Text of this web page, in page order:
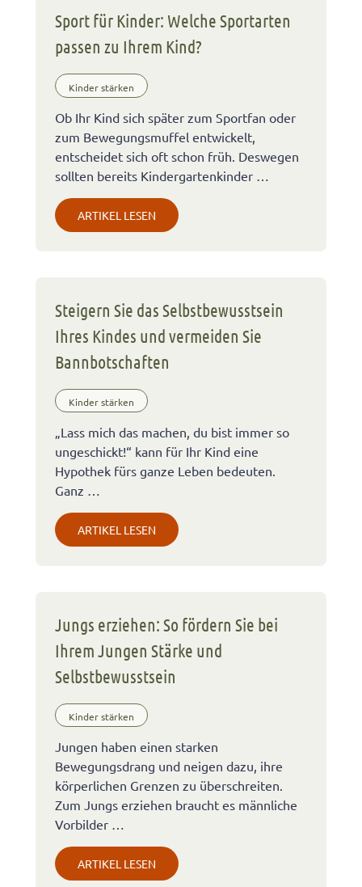
Sport für Kinder: Welche Sportarten
passen zu Ihrem Kind?
Kinder stärken
Ob Ihr Kind sich später zum Sportfan oder
zum Bewegungsmuffel entwickelt,
entscheidet sich oft schon früh. Deswegen
sollten bereits Kindergartenkinder …
ARTIKEL LESEN
Steigern Sie das Selbstbewusstsein
Ihres Kindes und vermeiden Sie
Bannbotschaften
Kinder stärken
„Lass mich das machen, du bist immer so
ungeschickt!“ kann für Ihr Kind eine
Hypothek fürs ganze Leben bedeuten.
Ganz …
ARTIKEL LESEN
Jungs erziehen: So fördern Sie bei
Ihrem Jungen Stärke und
Selbstbewusstsein
Kinder stärken
Jungen haben einen starken
Bewegungsdrang und neigen dazu, ihre
körperlichen Grenzen zu überschreiten.
Zum Jungs erziehen braucht es männliche
Vorbilder …
ARTIKEL LESEN